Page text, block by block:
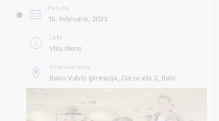
Datums
15. februāris, 2023
Laiks
Visu dienu
Atrašanās vieta
Balvu Valsts ģimnāzija, Dārza iela 2, Balvi